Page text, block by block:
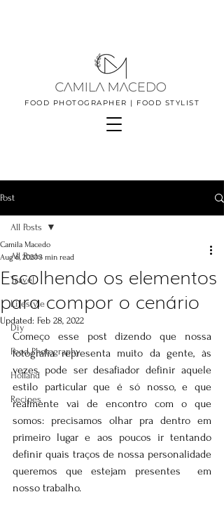
FOOD PHOTOGRAPHER | FOOD STYLIST
Post
All Posts
Travel
Lifestyle
Diy
Food Photography
Holland
Recipes
All Posts
Escolhendo os elementos
para compor o cenário
Camila Macedo
Aug 6, 20203 min read
Updated: Feb 28, 2022
Começo esse post dizendo que nossa
fotografia representa muito da gente, às
vezes pode ser desafiador definir aquele
estilo particular que é só nosso, e que
realmente vai de encontro com o que
somos: precisamos olhar pra dentro em
primeiro lugar e aos poucos ir tentando
definir quais traços de nossa personalidade
queremos que estejam presentes  em
nosso trabalho.